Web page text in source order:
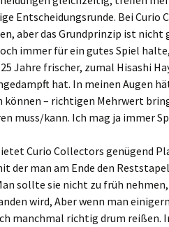
Entscheidungsrunde. Bei Curio
aber das Grundprinzip ist nicht
immer für ein gutes Spiel
Jahre frischer, zumal Hisashi
hat. In meinen Augen
können – richtigen Mehrwert
muss/kann. Ich mag ja immer
Curio Collectors genügend
der man am Ende den Reststapel
sollte sie nicht zu früh
wird, Aber wenn man
manchmal richtig drum reißen.